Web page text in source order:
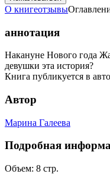
О книгеотзывы
аннотация
Накануне Нового года
девушки эта история?
Книга публикуется в
Автор
Марина Галеева
Подробная
Объем: 8 стр.